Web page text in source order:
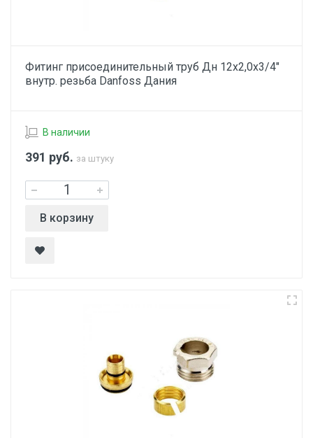
Фитинг присоединительный труб Дн 12х2,0х3/4"
внутр. резьба Danfoss Дания
В наличии
391 руб. за штуку
В корзину